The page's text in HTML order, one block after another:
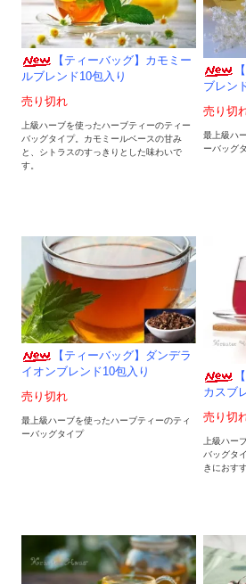
【ティーバッグ】カモミー
ルブレンド10包入り
売り切れ
上級ハーブを使ったハーブティーのティー
バッグタイプ。カモミールベースの甘み
と、シトラスのすっきりとした味わいで
す。
ブレン
売り切
最上級ハ
ーバッグ
【ティーバッグ】ダンデラ
イオンブレンド10包入り
売り切れ
最上級ハーブを使ったハーブティーのティ
ーバッグタイプ
カスブ
売り切
上級ハー
バッグタ
きにおす